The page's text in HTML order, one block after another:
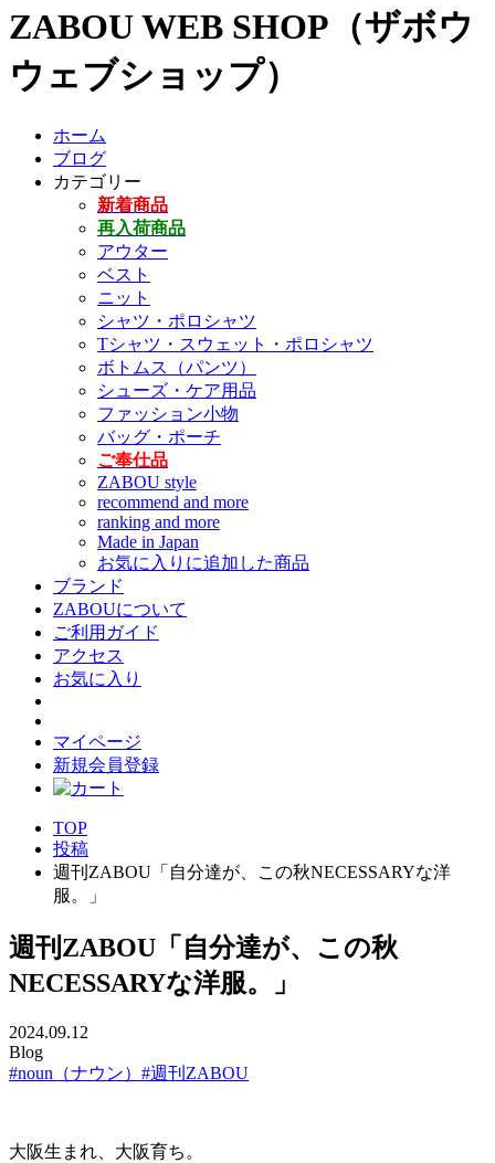
ZABOU WEB SHOP（ザボウ
ウェブショップ）
ホーム
ブログ
カテゴリー
新着商品
再入荷商品
アウター
ベスト
ニット
シャツ・ポロシャツ
Tシャツ・スウェット・ポロシャツ
ボトムス（パンツ）
シューズ・ケア用品
ファッション小物
バッグ・ポーチ
ご奉仕品
ZABOU style
recommend and more
ranking and more
Made in Japan
お気に入りに追加した商品
ブランド
ZABOUについて
ご利用ガイド
アクセス
お気に入り
マイページ
新規会員登録
TOP
投稿
週刊ZABOU「自分達が、この秋NECESSARYな洋
服。」
週刊ZABOU「自分達が、この秋
NECESSARYな洋服。」
2024.09.12
Blog
#noun（ナウン） #週刊ZABOU
大阪生まれ、大阪育ち。